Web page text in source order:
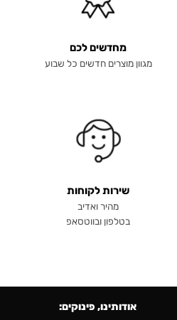
מחדשים לכם
מגוון מוצרים חדשים כל שבוע
שירות לקוחות
מהיר ואדיב
בטלפון ובווטסאפ
אודותינו, פינוקים: